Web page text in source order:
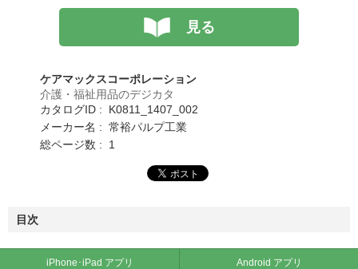
見る
ケアマックスコーポレーション
介護・福祉用品のデジカタ
カタログID : K0811_1407_002
メーカー名 : 常裕パルプ工業
総ページ数 : 1
目次
iPhone･iPad アプリ Android アプリ